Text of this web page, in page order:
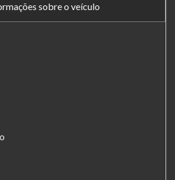
sobre o veículo